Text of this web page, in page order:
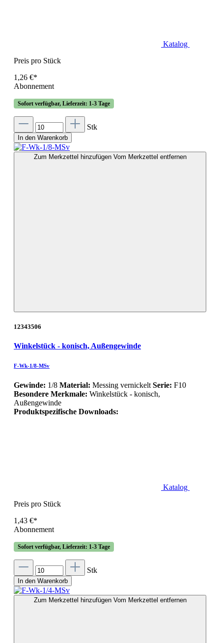
Katalog
Preis pro Stück
1,26 €*
Abonnement
Sofort verfügbar, Lieferzeit: 1-3 Tage
Stk
In den Warenkorb
Zum Merkzettel hinzufügen Vom Merkzettel entfernen
12343506
Winkelstück - konisch, Außengewinde
F-Wk-1/8-MSv
Gewinde: 1/8 Material: Messing vernickelt Serie: F10
Besondere Merkmale: Winkelstück - konisch,
Außengewinde
Produktspezifische Downloads:
Katalog
Preis pro Stück
1,43 €*
Abonnement
Sofort verfügbar, Lieferzeit: 1-3 Tage
Stk
In den Warenkorb
Zum Merkzettel hinzufügen Vom Merkzettel entfernen